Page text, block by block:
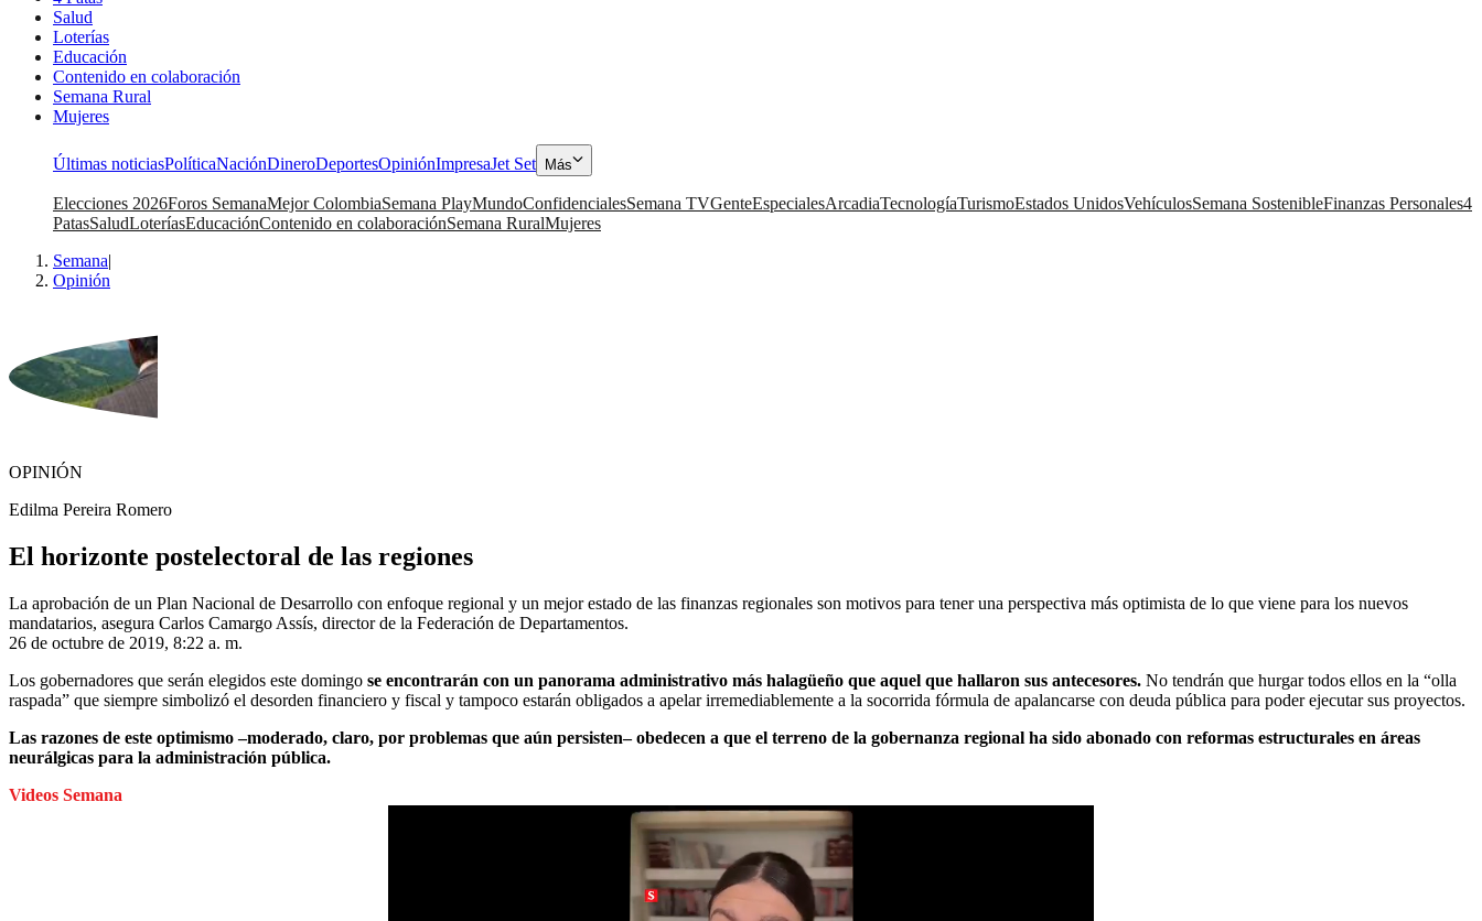
Salud
Loterías
Educación
Contenido en colaboración
Semana Rural
Mujeres
Últimas noticiasPolíticaNaciónDineroDeportesOpiniónImpresaJet Set Más
Elecciones 2026Foros SemanaMejor ColombiaSemana PlayMundoConfidencialesSemana TVGenteEspecialesArcadiaTecnologíaTurismoEstados UnidosVehículosSemana SostenibleFinanzas Personales4
PatasSaludLoteríasEducaciónContenido en colaboraciónSemana RuralMujeres
Semana|
Opinión
OPINIÓN
Edilma Pereira Romero
El horizonte postelectoral de las regiones
La aprobación de un Plan Nacional de Desarrollo con enfoque regional y un mejor estado de las finanzas regionales son motivos para tener una perspectiva más optimista de lo que viene para los nuevos
mandatarios, asegura Carlos Camargo Assís, director de la Federación de Departamentos.
26 de octubre de 2019, 8:22 a. m.
Los gobernadores que serán elegidos este domingo se encontrarán con un panorama administrativo más halagüeño que aquel que hallaron sus antecesores. No tendrán que hurgar todos ellos en la “olla
raspada” que siempre simbolizó el desorden financiero y fiscal y tampoco estarán obligados a apelar irremediablemente a la socorrida fórmula de apalancarse con deuda pública para poder ejecutar sus proyectos.
Las razones de este optimismo –moderado, claro, por problemas que aún persisten– obedecen a que el terreno de la gobernanza regional ha sido abonado con reformas estructurales en áreas
neurálgicas para la administración pública.
Videos Semana